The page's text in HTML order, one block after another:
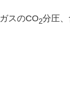
スのCO2分圧